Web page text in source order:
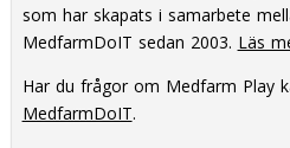
som har skapats i samarbete
MedfarmDoIT sedan 2003. Läs
Har du frågor om Medfarm Play
MedfarmDoIT.